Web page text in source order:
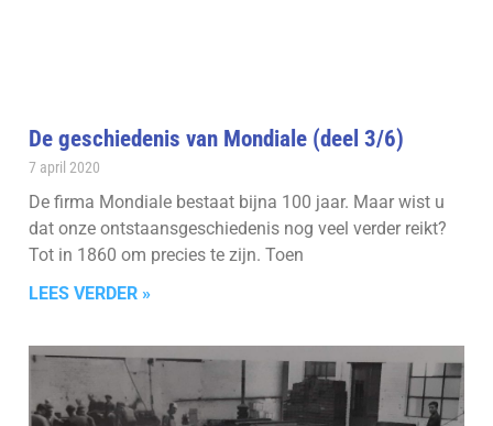
De geschiedenis van Mondiale (deel 3/6)
7 april 2020
De firma Mondiale bestaat bijna 100 jaar. Maar wist u
dat onze ontstaansgeschiedenis nog veel verder reikt?
Tot in 1860 om precies te zijn. Toen
LEES VERDER »